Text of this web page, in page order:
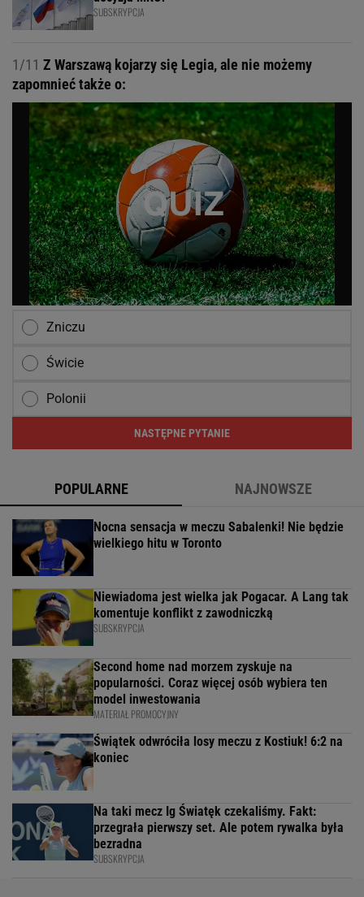
SUBSKRYPCJA
1/11 Z Warszawą kojarzy się Legia, ale nie możemy
zapomnieć także o:
Zniczu
Świcie
Polonii
NASTĘPNE PYTANIE
POPULARNE NAJNOWSZE
Nocna sensacja w meczu Sabalenki! Nie będzie
wielkiego hitu w Toronto
Niewiadoma jest wielka jak Pogacar. A Lang tak
komentuje konflikt z zawodniczką
SUBSKRYPCJA
Second home nad morzem zyskuje na
popularności. Coraz więcej osób wybiera ten
model inwestowania
MATERIAŁ PROMOCYJNY
Świątek odwróciła losy meczu z Kostiuk! 6:2 na
koniec
Na taki mecz Ig Światęk czekaliśmy. Fakt:
przegrała pierwszy set. Ale potem rywalka była
bezradna
SUBSKRYPCJA